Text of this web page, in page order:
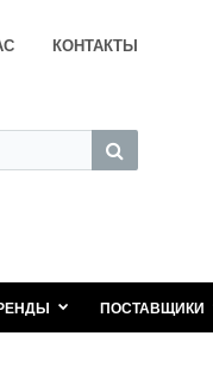
КОНТАКТЫ
ПОСТАВЩИКИ